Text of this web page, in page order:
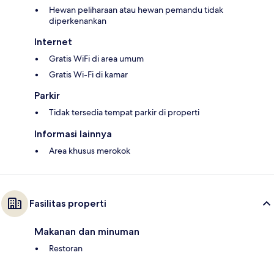
Hewan peliharaan atau hewan pemandu tidak
diperkenankan
Internet
Gratis WiFi di area umum
Gratis Wi-Fi di kamar
Parkir
Tidak tersedia tempat parkir di properti
Informasi lainnya
Area khusus merokok
Fasilitas properti
Makanan dan minuman
Restoran